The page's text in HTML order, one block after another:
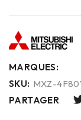
MARQUES:
SKU: MXZ-
PARTAGER